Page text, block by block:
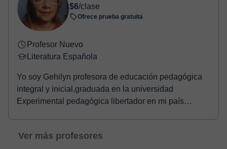
$6/clase
Ofrece prueba gratuita
Profesor Nuevo
Literatura Española
Yo soy Gehilyn profesora de educación pedagógica
integral y inicial,graduada en la universidad
Experimental pedagógica libertador en mi país
Ver más profesores